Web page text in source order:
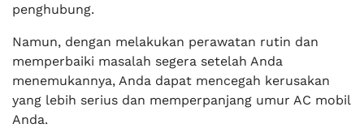
penghubung.
Namun, dengan melakukan perawatan rutin dan
memperbaiki masalah segera setelah Anda
menemukannya, Anda dapat mencegah kerusakan
yang lebih serius dan memperpanjang umur AC mobil
Anda.